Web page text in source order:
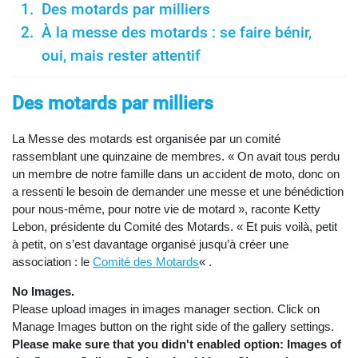
Des motards par milliers
À la messe des motards : se faire bénir,
oui, mais rester attentif
Des motards par milliers
La Messe des motards est organisée par un comité
rassemblant une quinzaine de membres. « On avait tous perdu
un membre de notre famille dans un accident de moto, donc on
a ressenti le besoin de demander une messe et une bénédiction
pour nous-même, pour notre vie de motard », raconte Ketty
Lebon, présidente du Comité des Motards. « Et puis voilà, petit
à petit, on s’est davantage organisé jusqu’à créer une
association : le Comité des Motards« .
No Images.
Please upload images in images manager section. Click on
Manage Images button on the right side of the gallery settings.
Please make sure that you didn't enabled option: Images of